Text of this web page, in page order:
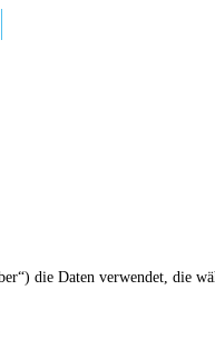
die Daten verwendet, die